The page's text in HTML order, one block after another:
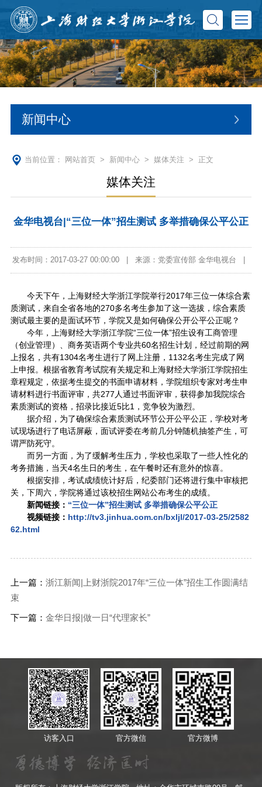
新闻中心
当前位置： 网站首页> 新闻中心> 媒体关注 > 正文
媒体关注
金华电视台|“三位一体”招生测试 多举措确保公平公正
发布时间：2017-03-27 00:00:00 来源：党委宣传部 金华电视台
今天下午，上海财经大学浙江学院举行2017年三位一体综合素
质测试，来自全省各地的270多名考生参加了这一选拔，综合素质
测试最主要的是面试环节，学院又是如何确保公开公平公正呢？
今年，上海财经大学浙江学院“三位一体”招生设有工商管理
（创业管理）、商务英语两个专业共60名招生计划，经过前期的网
上报名，共有1304名考生进行了网上注册，1132名考生完成了网
上申报。根据省教育考试院有关规定和上海财经大学浙江学院招生
章程规定，依据考生提交的书面申请材料，学院组织专家对考生申
请材料进行书面评审，共277人通过书面评审，获得参加我院综合
素质测试的资格，招录比接近5比1，竞争较为激烈。
据介绍，为了确保综合素质测试环节公开公平公正，学校对考
试现场进行了电话屏蔽，面试评委在考前几分钟随机抽签产生，可
谓严防死守。
而另一方面，为了缓解考生压力，学校也采取了一些人性化的
考务措施，当天4名生日的考生，在午餐时还有意外的惊喜。
根据安排，考试成绩统计好后，纪委部门还将进行集中审核把
关，下周六，学院将通过该校招生网站公布考生的成绩。
新闻链接： “三位一体”招生测试 多举措确保公平公正
视频链接： http://tv3.jinhua.com.cn/bxljl/2017-03-25/2582
62.html
上一篇： 浙江新闻|上财浙院2017年“三位一体”招生工作圆满结
束
下一篇： 金华日报|做一日“代理家长”
访客入口 官方微信 官方微博